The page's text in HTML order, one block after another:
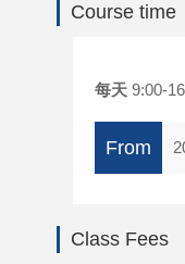
Course time
每天 9:00-
From
Class Fees